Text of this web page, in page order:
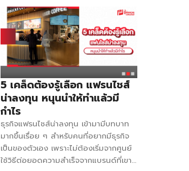
ควรศึกษาให้ดี ศึกษาให้ลึก ไปคุยกับ
เจ้าของแบรนด์โดยจรงได้จะดีมาก เพราะ
หลายแบรนด์ก็ทำออกมาดี น่าลงทุนด้วย
แต่ก็มีอีกไม่น้อยที่ถ้าลงทุนไปก็สุ่มเสี่ยงเจ๊ง
แล้วเราจะรู้ได้อย่างไรว่าแบบไหนที่เรีกว่า
เสี่ยง วันนี้ชี้ช่องรวยรวบรวมข้อมูลมาให้
คุณแล้ว 1.เน้นขายอย่างเดียว การซื้อ
Franchise ควรมีการบอกว่าระบบการช่วย
เหลืออะไรบ้าง สิ่งที่ได้รับและพึงได้รับคือ
อะไร แต่ก็มีแบรนด์ที่เน้นขายอย่างเดียว
แต่ไม่ได้ระบุเรื่องระบบการช่วยเหลืออื่น ๆ
อาจแย่ถึงขั้นไม่ให้อะไรมาเลยก็ได้ เจอแบบ
นี้ห้ามมลงทุนด้วยเด็ดขาด 2.ตามกระแส
ไม่ติดตลาด เทรนด์แต่ละช่วงจะมีสินค้ามา
5 เคล็ดต้องรู้เลือก แฟรนไชส์
น่าลงทุน หนุนนำให้ทำแล้วมี
กำไร
ธุรกิจแฟรนไชส์น่าลงทุน เข้ามามีบทบาท
มากขึ้นเรื่อย ๆ สำหรับคนที่อยากมีธุรกิจ
เป็นของตัวเอง เพราะไม่ต้องเริ่มจากศูนย์
ใช้วิธีต่อยอดความสำเร็จจากแบรนด์ที่เขา